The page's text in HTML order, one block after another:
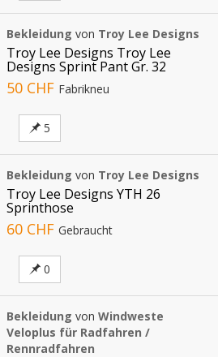
Bekleidung von Troy Lee Designs
Troy Lee Designs Troy Lee
Designs Sprint Pant Gr. 32
50 CHF Fabrikneu
5
Bekleidung von Troy Lee Designs
Troy Lee Designs YTH 26
Sprinthose
60 CHF Gebraucht
0
Bekleidung von Windweste
Veloplus für Radfahren /
Rennradfahren